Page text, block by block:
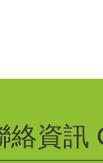
絡資訊